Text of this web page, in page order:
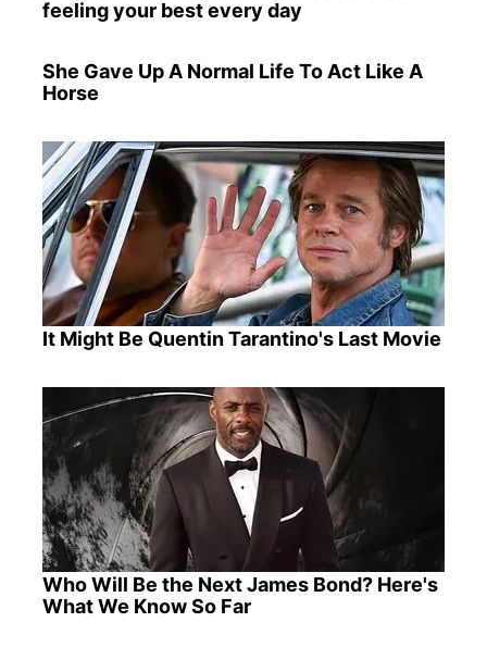
feeling your best every day
She Gave Up A Normal Life To Act Like A
Horse
It Might Be Quentin Tarantino's Last Movie
Who Will Be the Next James Bond? Here's
What We Know So Far